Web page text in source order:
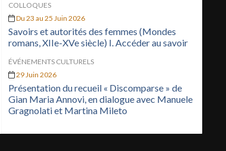
COLLOQUES
Du 23 au 25 Juin 2026
Savoirs et autorités des femmes (Mondes
romans, XIIe-XVe siècle) I. Accéder au savoir
ÉVÉNEMENTS CULTURELS
29 Juin 2026
Présentation du recueil « Discomparse » de
Gian Maria Annovi, en dialogue avec Manuele
Gragnolati et Martina Mileto